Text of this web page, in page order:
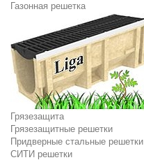
Газонная решетка
Грязезащита
Грязезащитные решетки
Придверные стальные решетки
СИТИ решетки